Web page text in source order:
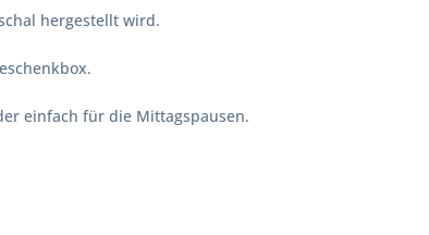
hergestellt wird.
einfach für die Mittagspausen.